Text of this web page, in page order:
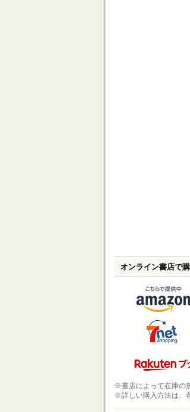
オンライン書店で
※書店によって在庫の
※詳しい購入方法は、